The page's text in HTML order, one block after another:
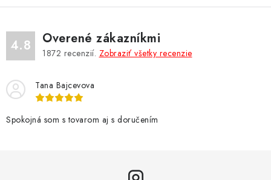
4.8 Overené zákazníkmi
1872 recenzií. Zobraziť všetky recenzie
Tana Bajcevova
Spokojná som s tovarom aj s doručením